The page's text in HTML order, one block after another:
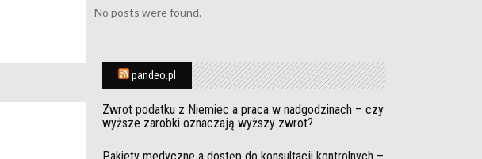
No posts were found.
pandeo.pl
Zwrot podatku z Niemiec a praca w nadgodzinach – czy
wyższe zarobki oznaczają wyższy zwrot?